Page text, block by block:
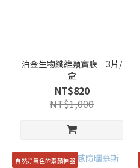
泊金生物纖維頸實膜｜3片/
盒
NT$820
NT$1,000
自然好氣色的素顏神器